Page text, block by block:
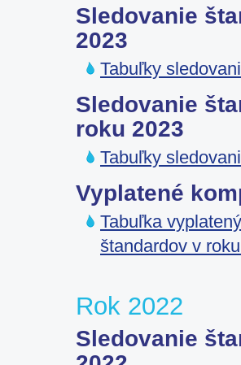
Sledovanie
2023
Tabuľky
Sledovanie
roku 2023
Tabuľky
Vyplatené
Tabuľka
štandardov v
Rok 2022
Sledovanie